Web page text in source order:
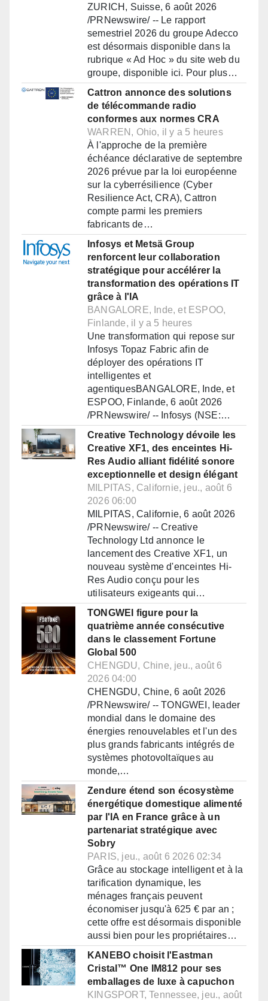
ZURICH, Suisse, 6 août 2026
/PRNewswire/ -- Le rapport
semestriel 2026 du groupe Adecco
est désormais disponible dans la
rubrique « Ad Hoc » du site web du
groupe, disponible ici. Pour plus…
Cattron annonce des solutions
de télécommande radio
conformes aux normes CRA
WARREN, Ohio, il y a 5 heures
À l'approche de la première
échéance déclarative de septembre
2026 prévue par la loi européenne
sur la cyberrésilience (Cyber
Resilience Act, CRA), Cattron
compte parmi les premiers
fabricants de…
Infosys et Metsä Group
renforcent leur collaboration
stratégique pour accélérer la
transformation des opérations IT
grâce à l'IA
BANGALORE, Inde, et ESPOO,
Finlande, il y a 5 heures
Une transformation qui repose sur
Infosys Topaz Fabric afin de
déployer des opérations IT
intelligentes et
agentiquesBANGALORE, Inde, et
ESPOO, Finlande, 6 août 2026
/PRNewswire/ -- Infosys (NSE:…
Creative Technology dévoile les
Creative XF1, des enceintes Hi-
Res Audio alliant fidélité sonore
exceptionnelle et design élégant
MILPITAS, Californie, jeu., août 6
2026 06:00
MILPITAS, Californie, 6 août 2026
/PRNewswire/ -- Creative
Technology Ltd annonce le
lancement des Creative XF1, un
nouveau système d'enceintes Hi-
Res Audio conçu pour les
utilisateurs exigeants qui…
TONGWEI figure pour la
quatrième année consécutive
dans le classement Fortune
Global 500
CHENGDU, Chine, jeu., août 6
2026 04:00
CHENGDU, Chine, 6 août 2026
/PRNewswire/ -- TONGWEI, leader
mondial dans le domaine des
énergies renouvelables et l'un des
plus grands fabricants intégrés de
systèmes photovoltaïques au
monde,…
Zendure étend son écosystème
énergétique domestique alimenté
par l'IA en France grâce à un
partenariat stratégique avec
Sobry
PARIS, jeu., août 6 2026 02:34
Grâce au stockage intelligent et à la
tarification dynamique, les
ménages français peuvent
économiser jusqu'à 625 € par an ;
cette offre est désormais disponible
aussi bien pour les propriétaires…
KANEBO choisit l'Eastman
Cristal™ One IM812 pour ses
emballages de luxe à capuchon
KINGSPORT, Tennessee, jeu., août